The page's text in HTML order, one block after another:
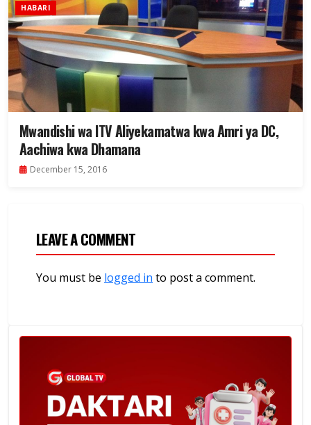
HABARI
Mwandishi wa ITV Aliyekamatwa kwa Amri ya DC,
Aachiwa kwa Dhamana
December 15, 2016
LEAVE A COMMENT
You must be logged in to post a comment.